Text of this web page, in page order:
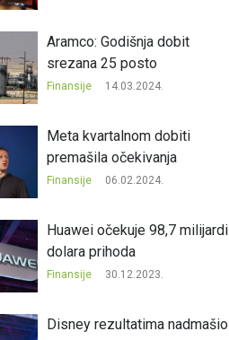
Aramco: Godišnja dobit
srezana 25 posto
Finansije 14.03.2024.
Meta kvartalnom dobiti
premašila očekivanja
Finansije 06.02.2024.
Huawei očekuje 98,7 milijardi
dolara prihoda
Finansije 30.12.2023.
Disney rezultatima nadmašio